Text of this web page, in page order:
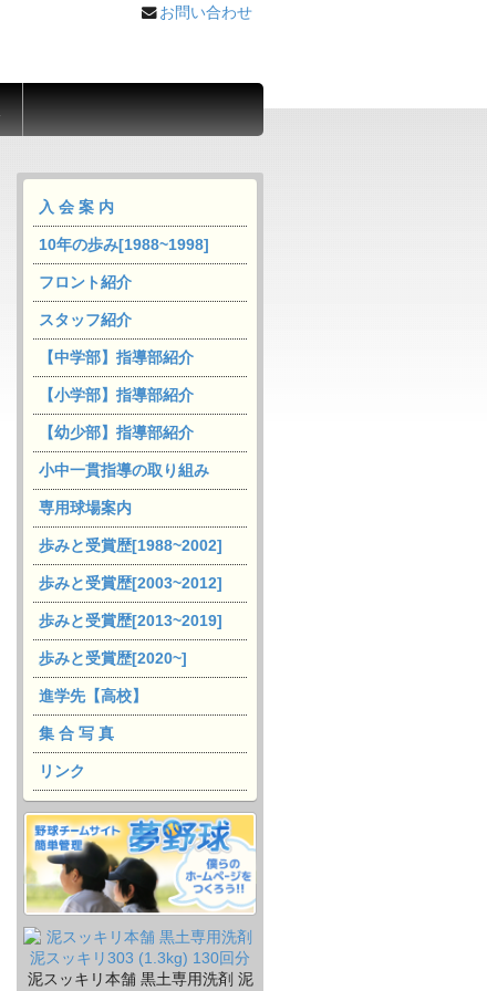
お問い合わせ
入 会 案 内
10年の歩み[1988~1998]
フロント紹介
スタッフ紹介
【中学部】指導部紹介
【小学部】指導部紹介
【幼少部】指導部紹介
小中一貫指導の取り組み
専用球場案内
歩みと受賞歴[1988~2002]
歩みと受賞歴[2003~2012]
歩みと受賞歴[2013~2019]
歩みと受賞歴[2020~]
進学先【高校】
集 合 写 真
リンク
泥スッキリ本舗 黒土専用洗剤 泥